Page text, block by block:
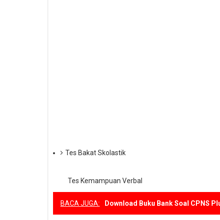
Tes Bakat Skolastik
Tes Kemampuan Verbal
BACA JUGA: Download Buku Bank Soal CPNS